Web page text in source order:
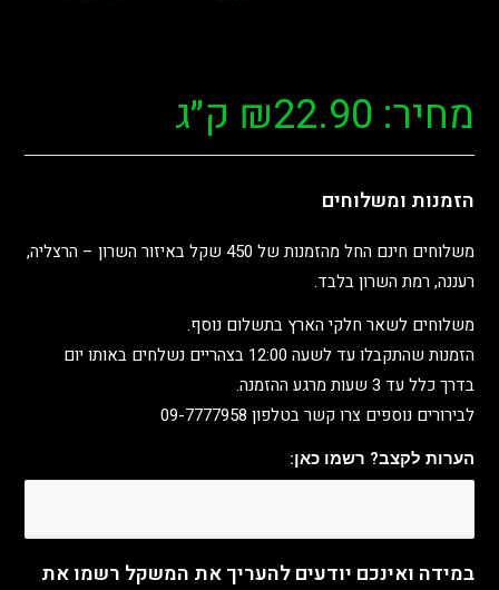
מחיר: ₪22.90 ק״ג
הזמנות ומשלוחים
משלוחים חינם החל מהזמנות של 450 שקל באיזור השרון – הרצליה,
רעננה, רמת השרון בלבד.
משלוחים לשאר חלקי הארץ בתשלום נוסף.
הזמנות שהתקבלו עד לשעה 12:00 בצהריים נשלחים באותו יום
בדרך כלל עד 3 שעות מרגע ההזמנה.
לבירורים נוספים צרו קשר בטלפון 09-7777958
הערות לקצב? רשמו כאן:
במידה ואינכם יודעים להעריך את המשקל רשמו את